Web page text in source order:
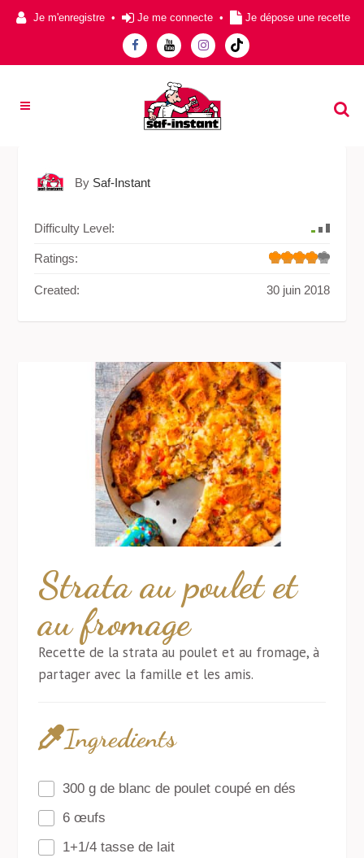
Je m'enregistre • Je me connecte • Je dépose une recette
By Saf-Instant
Difficulty Level:
Ratings:
Created: 30 juin 2018
Strata au poulet et
au fromage
Recette de la strata au poulet et au fromage, à
partager avec la famille et les amis.
Ingredients
300 g de blanc de poulet coupé en dés
6 œufs
1+1/4 tasse de lait